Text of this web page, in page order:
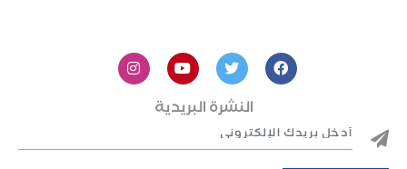
النشرة البريدية